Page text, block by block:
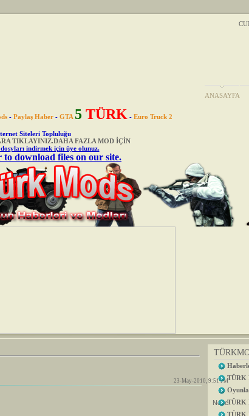
ANASAYFA
- Paylaş Haber - GTA 5 TÜRK - Euro Truck 2
Siteleri Topluluğu
TIKLAYINIZ.DAHA FAZLA MOD İÇİN
indirmek için üye olunuz.
to download files on our site.
TÜRK
TÜRK
TÜRK
23-May-2010, 9:51 PM
Noire